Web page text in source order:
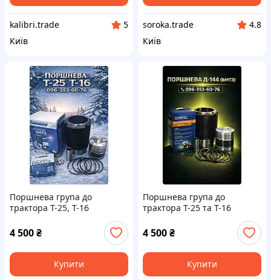
kalibri.trade
5
Київ
soroka.trade
4.8
Київ
Поршнева група до
трактора Т-25, Т-16
4 500₴
Купити
Поршнева група до
трактора Т-25 та Т-16
4 500₴
Купити